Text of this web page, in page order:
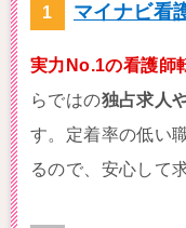
マイナビ看
実力No.1の看護師
らではの独占求人
す。定着率の低い
るので、安心して